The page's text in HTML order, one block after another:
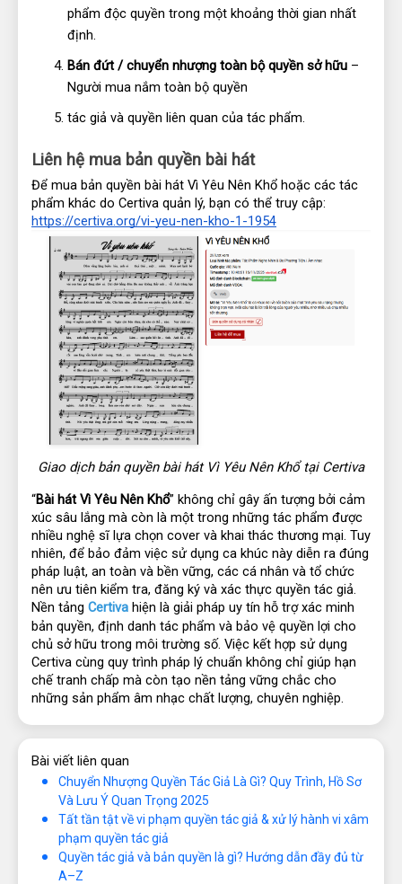
phẩm độc quyền trong một khoảng thời gian nhất
định.
Bán đứt / chuyển nhượng toàn bộ quyền sở hữu –
Người mua nắm toàn bộ quyền
tác giả và quyền liên quan của tác phẩm.
Liên hệ mua bản quyền bài hát
Để mua bản quyền bài hát Vì Yêu Nên Khổ hoặc các tác
https://certiva.org/vi-yeu-nen-kho-1-1954
Giao dịch bản quyền bài hát Vì Yêu Nên Khổ tại Certiva
“Bài hát Vì Yêu Nên Khổ” không chỉ gây ấn tượng bởi cảm
xúc sâu lắng mà còn là một trong những tác phẩm được
nhiều nghệ sĩ lựa chọn cover và khai thác thương mại. Tuy
nhiên, để bảo đảm việc sử dụng ca khúc này diễn ra đúng
pháp luật, an toàn và bền vững, các cá nhân và tổ chức
nên ưu tiên kiểm tra, đăng ký và xác thực quyền tác giả.
Nền tảng Certiva hiện là giải pháp uy tín hỗ trợ xác minh
bản quyền, định danh tác phẩm và bảo vệ quyền lợi cho
chủ sở hữu trong môi trường số. Việc kết hợp sử dụng
Certiva cùng quy trình pháp lý chuẩn không chỉ giúp hạn
chế tranh chấp mà còn tạo nền tảng vững chắc cho
những sản phẩm âm nhạc chất lượng, chuyên nghiệp.
Bài viết liên quan
Chuyển Nhượng Quyền Tác Giả Là Gì? Quy Trình, Hồ Sơ
Và Lưu Ý Quan Trọng 2025
Tất tần tật về vi phạm quyền tác giả & xử lý hành vi xâm
phạm quyền tác giả
Quyền tác giả và bản quyền là gì? Hướng dẫn đầy đủ từ
A–Z